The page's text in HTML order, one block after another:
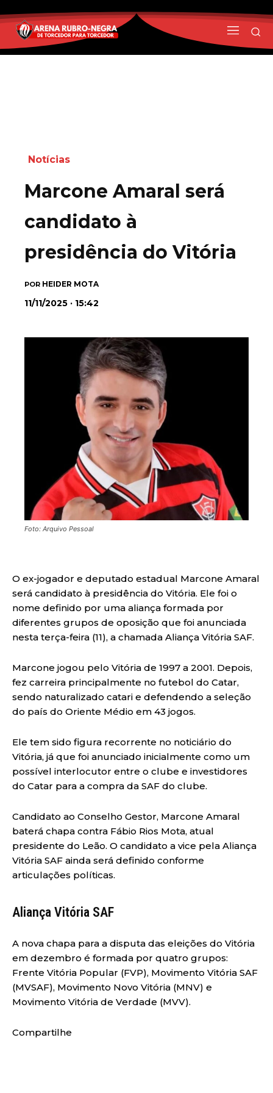
Notícias
Marcone Amaral será
candidato à
presidência do Vitória
POR HEIDER MOTA
11/11/2025 · 15:42
Foto: Arquivo Pessoal
O ex-jogador e deputado estadual Marcone Amaral
será candidato à presidência do Vitória. Ele foi o
nome definido por uma aliança formada por
diferentes grupos de oposição que foi anunciada
nesta terça-feira (11), a chamada Aliança Vitória SAF.
Marcone jogou pelo Vitória de 1997 a 2001. Depois,
fez carreira principalmente no futebol do Catar,
sendo naturalizado catari e defendendo a seleção
do país do Oriente Médio em 43 jogos.
Ele tem sido figura recorrente no noticiário do
Vitória, já que foi anunciado inicialmente como um
possível interlocutor entre o clube e investidores
do Catar para a compra da SAF do clube.
Candidato ao Conselho Gestor, Marcone Amaral
baterá chapa contra Fábio Rios Mota, atual
presidente do Leão. O candidato a vice pela Aliança
Vitória SAF ainda será definido conforme
articulações políticas.
Aliança Vitória SAF
A nova chapa para a disputa das eleições do Vitória
em dezembro é formada por quatro grupos:
Frente Vitória Popular (FVP), Movimento Vitória SAF
(MVSAF), Movimento Novo Vitória (MNV) e
Movimento Vitória de Verdade (MVV).
Compartilhe